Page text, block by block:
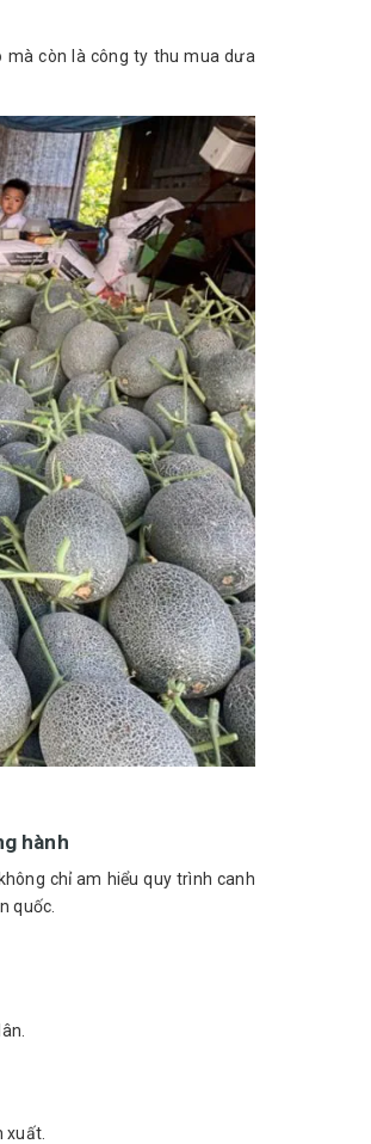
mà còn là công ty thu mua dưa
hành
chỉ am hiểu quy trình canh
quốc.
xuất.